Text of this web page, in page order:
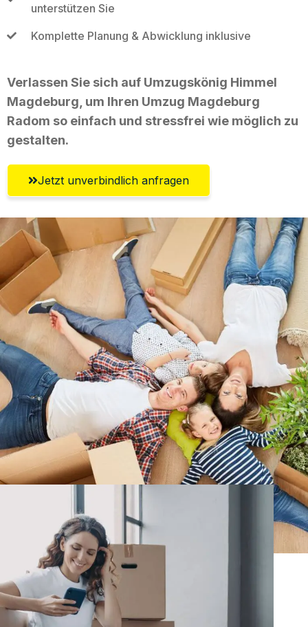
unterstützen Sie
Komplette Planung & Abwicklung inklusive
Verlassen Sie sich auf Umzugskönig Himmel
Magdeburg, um Ihren Umzug Magdeburg
Radom so einfach und stressfrei wie möglich zu
gestalten.
Jetzt unverbindlich anfragen